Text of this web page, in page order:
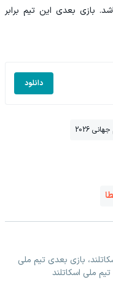
بازی بعدی این تیم برابر
دانلود
2026
بازی بعدی تیم ملی
ملی اسکاتلند